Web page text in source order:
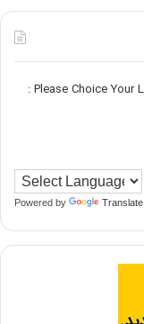
Powered by Translate